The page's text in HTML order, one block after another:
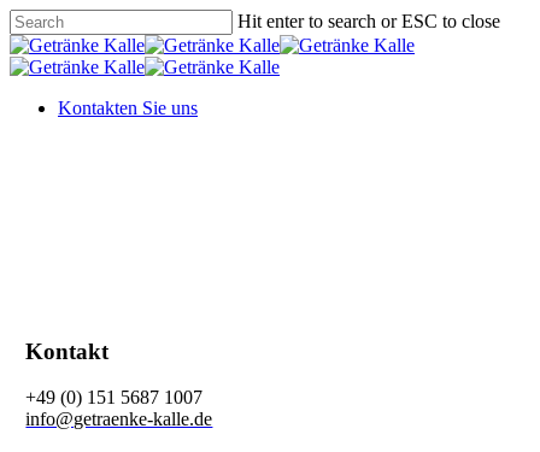
Skip
to
main
Hit enter to search or ESC to close
Close
Search
Menu
Kontakten Sie uns
Kontakt
+49 (0) 151 5687 1007
info@getraenke-kalle.de